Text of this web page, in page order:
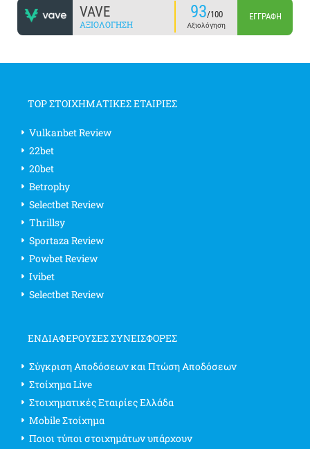
VAVE
ΑΞΙΟΛΌΓΗΣΗ
93/100
Αξιολόγηση
ΕΓΓΡΑΦΉ
TOP ΣΤΟΙΧΗΜΑΤΙΚΕΣ ΕΤΑΙΡΙΕΣ
Vulkanbet Review
22bet
20bet
Betrophy
Selectbet Review
Thrillsy
Sportaza Review
Powbet Review
Ivibet
Selectbet Review
ΕΝΔΙΑΦΈΡΟΥΣΕΣ ΣΥΝΕΙΣΦΟΡΈΣ
Σύγκριση Αποδόσεων και Πτώση Αποδόσεων
Στοίχημα Live
Στοιχηματικές Εταιρίες Ελλάδα
Mobile Στοίχημα
Ποιοι τύποι στοιχημάτων υπάρχουν